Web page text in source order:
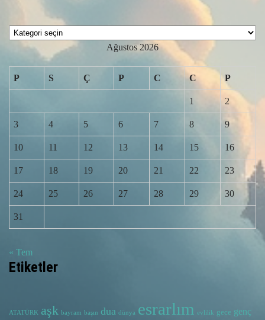
Kategoriler
Ağustos 2026
P S Ç P C C P
1 2
3 4 5 6 7 8 9
10 11 12 13 14 15 16
17 18 19 20 21 22 23
24 25 26 27 28 29 30
31
« Tem
Etiketler
ATATÜRK aşk bayram başın dua dünya esrarlım evlilik gece genç